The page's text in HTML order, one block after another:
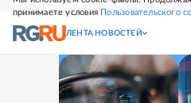
принимаете условия Пользовательского
СВЕЖИЙ НОМЕР
ЛЕНТА НОВОСТЕЙ